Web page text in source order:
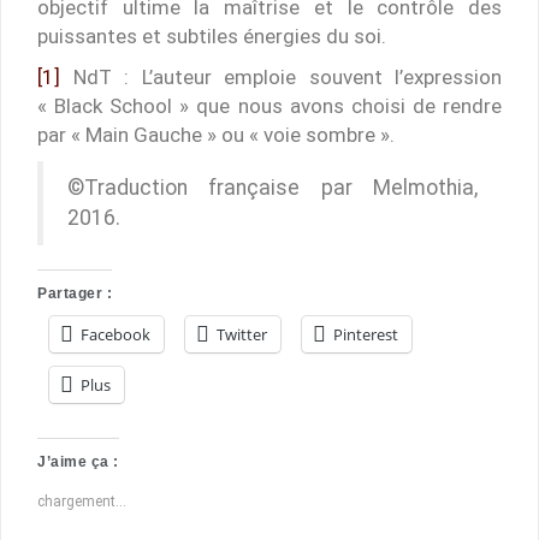
objectif ultime la maîtrise et le contrôle des
puissantes et subtiles énergies du soi.
[1]
NdT : L’auteur emploie souvent l’expression
« Black School » que nous avons choisi de rendre
par « Main Gauche » ou « voie sombre ».
©Traduction française par Melmothia,
2016.
Partager :
Facebook Twitter Pinterest
Plus
J’aime ça :
chargement…